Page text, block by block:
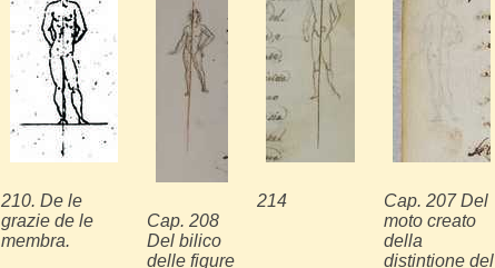
210. De le
grazie de le
membra.
Cap. 208
Del bilico
delle figure
214
Cap. 207 Del
moto creato
della
distintione del